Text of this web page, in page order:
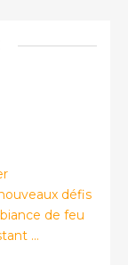
défis
de feu
...